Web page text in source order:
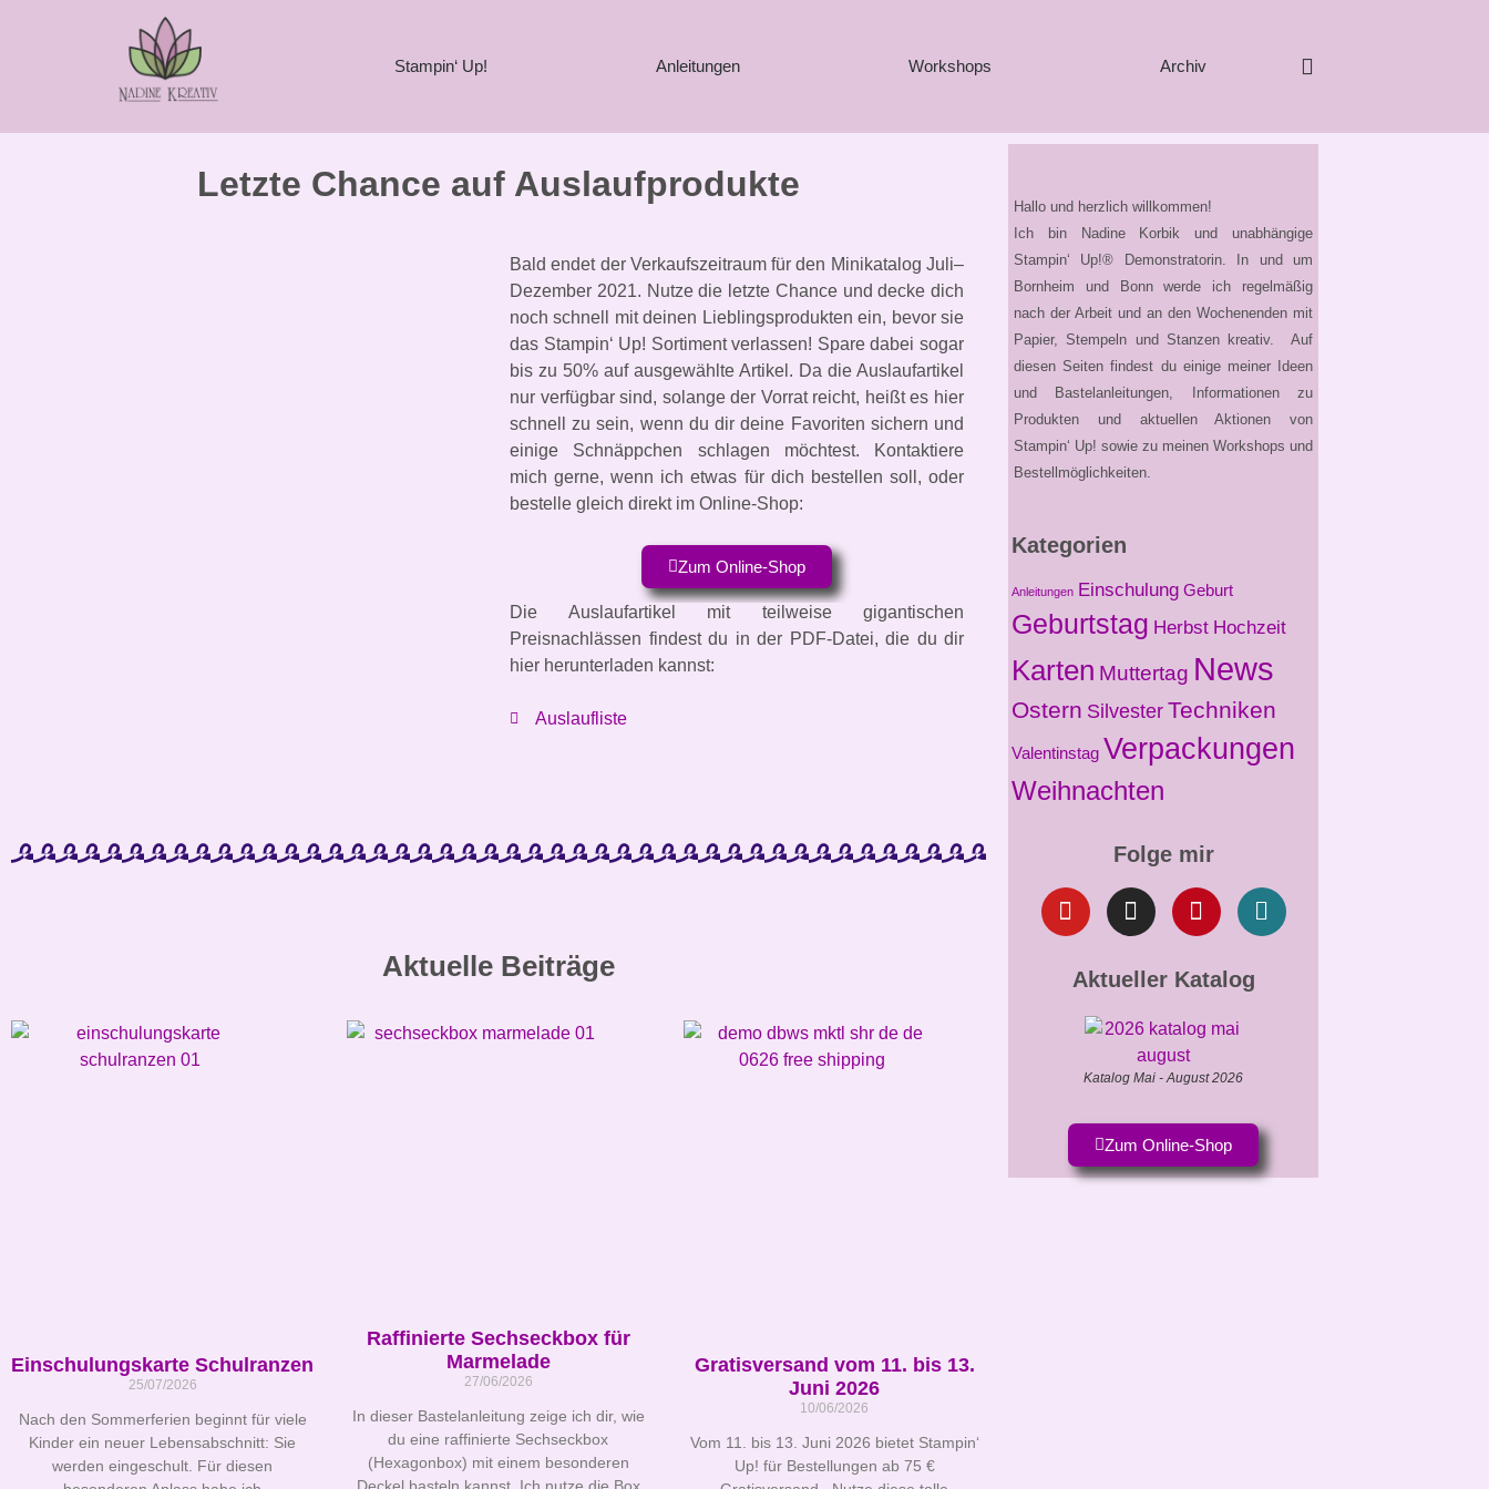
Stampin‘ Up! Anleitungen Workshops Archiv
Letzte Chance auf Auslaufprodukte
Bald endet der Verkaufszeitraum für den Minikatalog Juli–
Dezember 2021. Nutze die letzte Chance und decke dich
noch schnell mit deinen Lieblingsprodukten ein, bevor sie
das Stampin‘ Up! Sortiment verlassen! Spare dabei sogar
bis zu 50% auf ausgewählte Artikel. Da die Auslaufartikel
nur verfügbar sind, solange der Vorrat reicht, heißt es hier
schnell zu sein, wenn du dir deine Favoriten sichern und
einige Schnäppchen schlagen möchtest. Kontaktiere
mich gerne, wenn ich etwas für dich bestellen soll, oder
bestelle gleich direkt im Online-Shop:
Zum Online-Shop
Die Auslaufartikel mit teilweise gigantischen
Preisnachlässen findest du in der PDF-Datei, die du dir
hier herunterladen kannst:
Auslaufliste
Aktuelle Beiträge
Einschulungskarte Schulranzen
25/07/2026
Nach den Sommerferien beginnt für viele
Kinder ein neuer Lebensabschnitt: Sie
werden eingeschult. Für diesen
Raffinierte Sechseckbox für
Marmelade
27/06/2026
In dieser Bastelanleitung zeige ich dir, wie
du eine raffinierte Sechseckbox
(Hexagonbox) mit einem besonderen
Deckel basteln kannst. Ich nutze die Box
Gratisversand vom 11. bis 13.
Juni 2026
10/06/2026
Vom 11. bis 13. Juni 2026 bietet Stampin‘
Up! für Bestellungen ab 75 €
Hallo und herzlich willkommen!
Ich bin Nadine Korbik und unabhängige
Stampin‘ Up!® Demonstratorin. In und um
Bornheim und Bonn werde ich regelmäßig
nach der Arbeit und an den Wochenenden mit
Papier, Stempeln und Stanzen kreativ. Auf
diesen Seiten findest du einige meiner Ideen
und Bastelanleitungen, Informationen zu
Produkten und aktuellen Aktionen von
Stampin‘ Up! sowie zu meinen Workshops und
Bestellmöglichkeiten.
Kategorien
Anleitungen Einschulung Geburt
Geburtstag Herbst Hochzeit
Karten Muttertag News
Ostern Silvester Techniken
Valentinstag Verpackungen
Weihnachten
Folge mir
Aktueller Katalog
Katalog Mai - August 2026
Zum Online-Shop